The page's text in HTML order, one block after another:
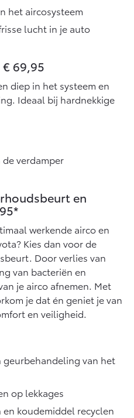
ELEKTRISCH
Vanaf € 27.945,-
Hilux (excl. BTW)
OOK ALS BATTERIJ-
ELEKTRISCH
Vanaf € 56.570,-
het aircosysteem
lucht in je auto
69,95
diep in het systeem en
Ideaal bij hardnekkige
verdamper
en
werkende airco en
Kies dan voor de
Door verlies van
van bacteriën en
je airco afnemen. Met
je dat én geniet je van
en veiligheid.
geurbehandeling van het
op lekkages
koudemiddel recyclen